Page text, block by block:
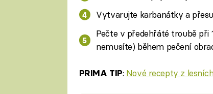
Vytvarujte karbanátky a
Pečte v předehřáté troubě při
nemusíte) během pečení
PRIMA TIP: Nové recepty z